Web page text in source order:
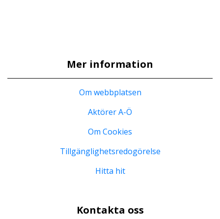
Mer information
Om webbplatsen
Aktörer A-Ö
Om Cookies
Tillgänglighetsredogörelse
Hitta hit
Kontakta oss